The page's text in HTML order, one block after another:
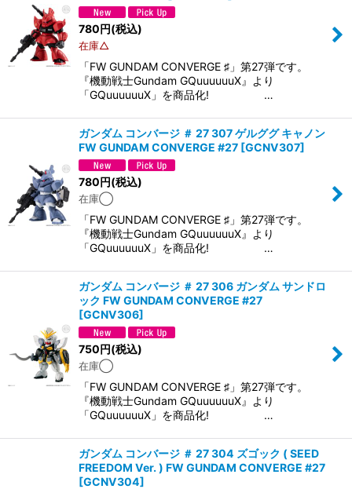
780円(税込)
在庫△
「FW GUNDAM CONVERGE ♯」第27弾です。
『機動戦士Gundam GQuuuuuuX』より
「GQuuuuuuX」を商品化! …
ガンダム コンバージ ＃ 27 307 ゲルググ キャノン
FW GUNDAM CONVERGE #27 [GCNV307]
780円(税込)
在庫◯
「FW GUNDAM CONVERGE ♯」第27弾です。
『機動戦士Gundam GQuuuuuuX』より
「GQuuuuuuX」を商品化! …
ガンダム コンバージ ＃ 27 306 ガンダム サンドロ
ック FW GUNDAM CONVERGE #27
[GCNV306]
750円(税込)
在庫◯
「FW GUNDAM CONVERGE ♯」第27弾です。
『機動戦士Gundam GQuuuuuuX』より
「GQuuuuuuX」を商品化! …
ガンダム コンバージ ＃ 27 304 ズゴック ( SEED
FREEDOM Ver. ) FW GUNDAM CONVERGE #27
[GCNV304]